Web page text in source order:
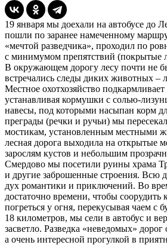
19 января мы доехали на автобусе до
пошли по заранее намеченному
«мечтой разведчика», проходил по
с минимумом препятствий (покрытые
В окружающем дорогу лесу почти не
встречались следы диких животных –
Местное охотхозяйство
устанавливая кормушки с солью-
навесы, под которыми насыпан корм
преграды (речки и ручьи) мы
мостикам, установленным местными
лесная дорога выходила на открытые
зарослям кустов и небольшим
Смердово мы посетили руины храма
и другие заброшенные строения. Всю
дух романтики и приключений. Во
достаточно времени, чтобы соорудить
погреться у огня, перекусывая чаем с
18 километров, мы сели в автобус и
засветло. Разведка «неведомых» дорог
а очень интересной прогулкой в